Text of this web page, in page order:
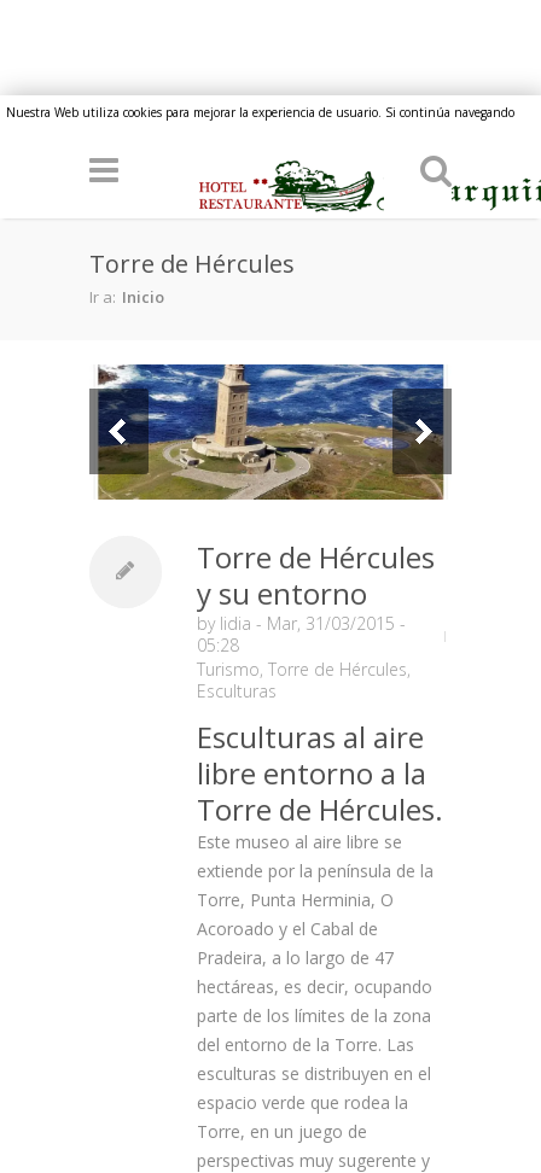
Pasar al contenido principal
Nuestra Web utiliza cookies para mejorar la experiencia de usuario. Si continúa navegando
Torre de Hércules
Ir a: Inicio
Torre de Hércules
y su entorno
by lidia - Mar, 31/03/2015 -
05:28
Turismo, Torre de Hércules,
Esculturas
Esculturas al aire
libre entorno a la
Torre de Hércules.
Este museo al aire libre se
extiende por la península de la
Torre, Punta Herminia, O
Acoroado y el Cabal de
Pradeira, a lo largo de 47
hectáreas, es decir, ocupando
parte de los límites de la zona
del entorno de la Torre. Las
esculturas se distribuyen en el
espacio verde que rodea la
Torre, en un juego de
perspectivas muy sugerente y